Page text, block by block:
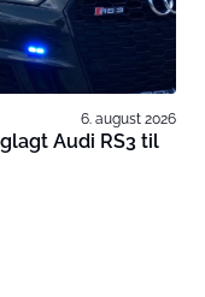
6. august 2026
Audi RS3 til